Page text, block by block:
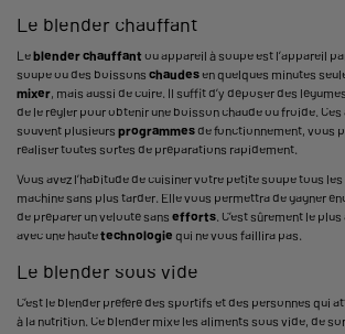
Le blender chauffant
Leblender chauffant ou appareil à soupe est l’appareil
soupe ou des boissons chaudesen quelques minutes
mixer , mais aussi de cuire. Il suffit d’y déposer des
de le régler pour obtenir une boisson chaude ou froide.
souvent plusieurs programmesde fonctionnement, vous
réaliser toutes sortes de préparations rapidement.
Vous avez l’habitude de cuisiner votre petite soupe tous
machine sans plus tarder. Elle vous permettra de gagner
de préparer un velouté sans efforts . C’est sûrement le
avec une hautetechnologie qui ne vous faillira pas.
Le blender sous vide
C’est le blender préféré des sportifs et des personnes qui
à la nutrition. Ce blender mixe les aliments sous vide, de